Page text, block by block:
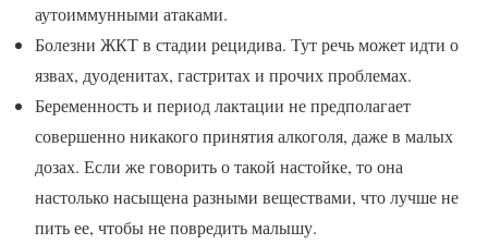
аутоиммунными атаками.
Болезни ЖКТ в стадии рецидива. Тут речь может идти о
язвах, дуоденитах, гастритах и прочих проблемах.
Беременность и период лактации не предполагает
совершенно никакого принятия алкоголя, даже в малых
дозах. Если же говорить о такой настойке, то она
настолько насыщена разными веществами, что лучше не
пить ее, чтобы не повредить малышу.